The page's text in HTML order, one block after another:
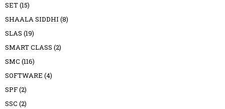
SET(15)
SHAALA SIDDHI (8)
SLAS (19)
SMART CLASS (2)
SMC (116)
SOFTWARE (4)
SPF(2)
SSC (2)